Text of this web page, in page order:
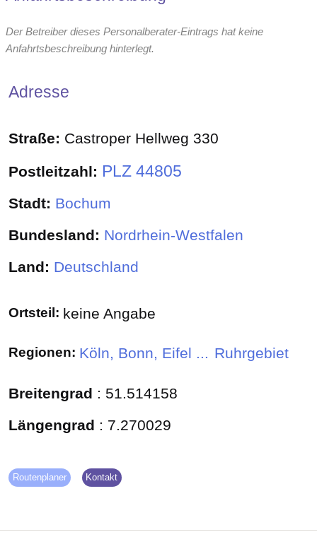
Der Betreiber dieses Personalberater-Eintrags hat keine
Anfahrtsbeschreibung hinterlegt.
Adresse
Straße: Castroper Hellweg 330
Postleitzahl: PLZ 44805
Stadt: Bochum
Bundesland: Nordrhein-Westfalen
Land: Deutschland
Ortsteil: keine Angabe
Regionen: Köln, Bonn, Eifel ... Ruhrgebiet
Breitengrad : 51.514158
Längengrad : 7.270029
Routenplaner Kontakt